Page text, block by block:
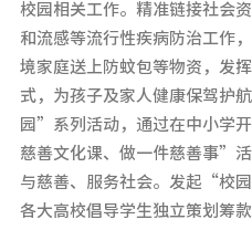
校园相关工作。精准链接社会
和流感等流行性疾病防治工作
境家庭送上防蚊包等物资，发
式，为孩子及家人健康保驾护
园”系列活动，通过在中小学
慈善文化课、做一件慈善事”
与慈善、服务社会。发起“校
各大高校倡导学生独立策划筹